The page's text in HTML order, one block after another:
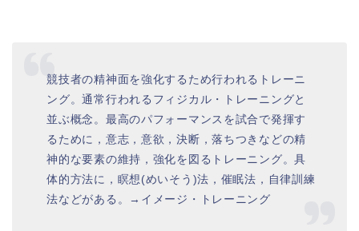
競技者の精神面を強化するため行われるトレーニ
ング。通常行われるフィジカル・トレーニングと
並ぶ概念。最高のパフォーマンスを試合で発揮す
るために，意志，意欲，決断，落ちつきなどの精
神的な要素の維持，強化を図るトレーニング。具
体的方法に，瞑想(めいそう)法，催眠法，自律訓練
法などがある。→イメージ・トレーニング